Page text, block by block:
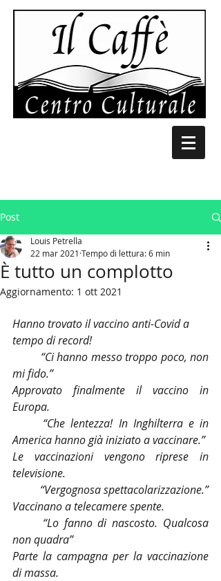
Post
È tutto un complotto
Louis Petrella
22 mar 2021 Tempo di lettura: 6 min
Aggiornamento: 1 ott 2021
Hanno trovato il vaccino anti-Covid a
tempo di record!
“Ci hanno messo troppo poco, non
mi fido.”
Approvato finalmente il vaccino in
Europa.
“Che lentezza! In Inghilterra e in
America hanno già iniziato a vaccinare.”
Le vaccinazioni vengono riprese in
televisione.
“Vergognosa spettacolarizzazione.”
Vaccinano a telecamere spente.
“Lo fanno di nascosto. Qualcosa
non quadra”
Parte la campagna per la vaccinazione
di massa.